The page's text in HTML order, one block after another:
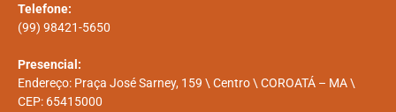
Telefone:
(99) 98421-5650
Presencial:
Endereço: Praça José Sarney, 159 \ Centro \ COROATÁ – MA \
CEP: 65415000